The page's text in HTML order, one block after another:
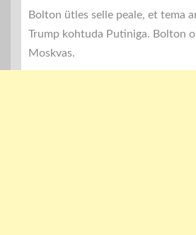
Bolton ütles selle peale, et tema
Trump kohtuda Putiniga. Bolton
Moskvas.